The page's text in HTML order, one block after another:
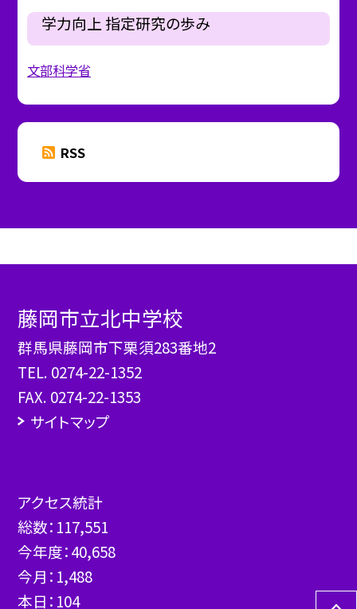
学力向上 指定研究の歩み
文部科学省
RSS
藤岡市立北中学校
群馬県藤岡市下栗須283番地2
TEL. 0274-22-1352
FAX. 0274-22-1353
サイトマップ
アクセス統計
総数： 117,551
今年度：40,658
今月： 1,488
本日： 104